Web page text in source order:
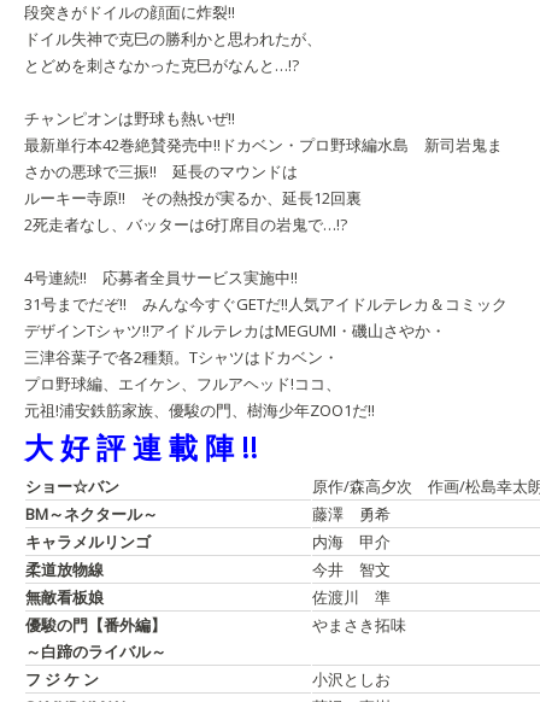
段突きがドイルの顔面に炸裂!!
ドイル失神で克巳の勝利かと思われたが、
とどめを刺さなかった克巳がなんと…!?
チャンピオンは野球も熱いぜ!!
最新単行本42巻絶賛発売中!! ドカベン・プロ野球編水島 新司岩鬼ま
さかの悪球で三振!! 延長のマウンドは
ルーキー寺原!! その熱投が実るか、延長12回裏
2死走者なし、バッターは6打席目の岩鬼で…!?
4号連続!! 応募者全員サービス実施中!!
31号までだぞ!! みんな今すぐGETだ!!人気アイドルテレカ＆ コミック
デザインTシャツ!!アイドルテレカはMEGUMI・磯山さやか・
三津谷葉子で各2種類。Tシャツはドカベン・
プロ野球編、エイケン、フルアヘッド!ココ、
元祖!浦安鉄筋家族、優駿の門、樹海少年ZOO1だ!!
大 好 評 連 載 陣 !!
ショー☆バン
原作/森高夕次 作画/松島幸太
BM～ネクタール～
藤澤 勇希
キャラメルリンゴ
内海 甲介
柔道放物線
今井 智文
無敵看板娘
佐渡川 準
優駿の門【番外編】
～白蹄のライバル～
やまさき拓味
フ ジ ケ ン
小沢としお